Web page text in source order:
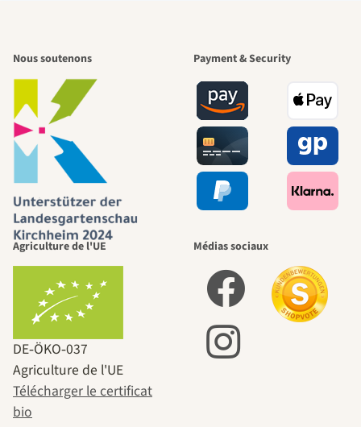
Nous soutenons Payment & Security
Agriculture de l'UE
DE‑ÖKO‑037
Agriculture de l'UE
Télécharger le certificat
bio
Médias sociaux